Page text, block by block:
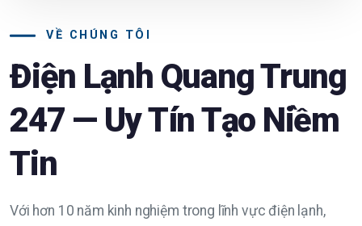
VỀ CHÚNG TÔI
Điện Lạnh Quang Trung
247 — Uy Tín Tạo Niềm
Tin
Với hơn 10 năm kinh nghiệm trong lĩnh vực điện lạnh,